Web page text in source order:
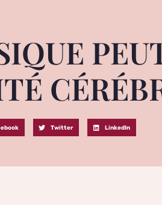
Twitter LinkedIn